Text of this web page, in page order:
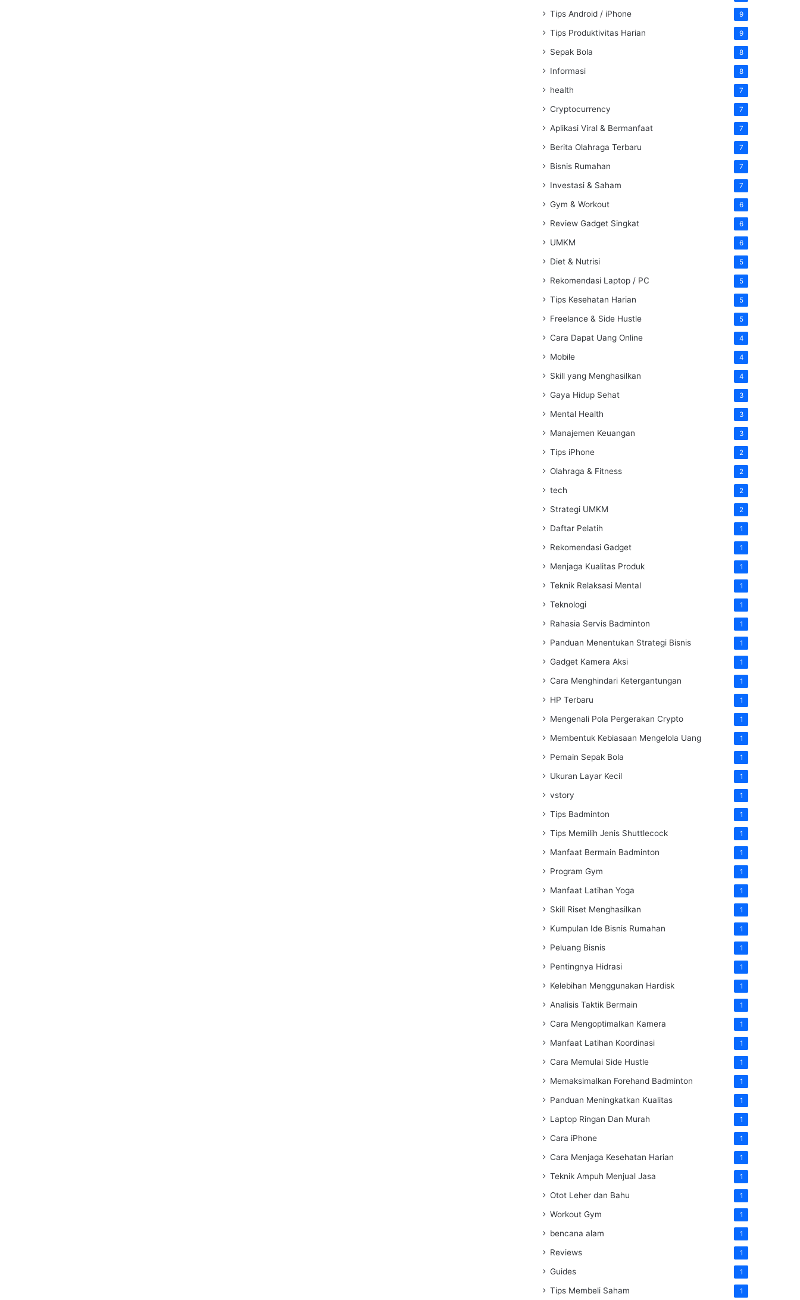
Tips Android / iPhone 9
Tips Produktivitas Harian 9
Sepak Bola 8
Informasi 8
health 7
Cryptocurrency 7
Aplikasi Viral & Bermanfaat 7
Berita Olahraga Terbaru 7
Bisnis Rumahan 7
Investasi & Saham 7
Gym & Workout 6
Review Gadget Singkat 6
UMKM 6
Diet & Nutrisi 5
Rekomendasi Laptop / PC 5
Tips Kesehatan Harian 5
Freelance & Side Hustle 5
Cara Dapat Uang Online 4
Mobile 4
Skill yang Menghasilkan 4
Gaya Hidup Sehat 3
Mental Health 3
Manajemen Keuangan 3
Tips iPhone 2
Olahraga & Fitness 2
tech 2
Strategi UMKM 2
Daftar Pelatih 1
Rekomendasi Gadget 1
Menjaga Kualitas Produk 1
Teknik Relaksasi Mental 1
Teknologi 1
Rahasia Servis Badminton 1
Panduan Menentukan Strategi Bisnis 1
Gadget Kamera Aksi 1
Cara Menghindari Ketergantungan 1
HP Terbaru 1
Mengenali Pola Pergerakan Crypto 1
Membentuk Kebiasaan Mengelola Uang 1
Pemain Sepak Bola 1
Ukuran Layar Kecil 1
vstory 1
Tips Badminton 1
Tips Memilih Jenis Shuttlecock 1
Manfaat Bermain Badminton 1
Program Gym 1
Manfaat Latihan Yoga 1
Skill Riset Menghasilkan 1
Kumpulan Ide Bisnis Rumahan 1
Peluang Bisnis 1
Pentingnya Hidrasi 1
Kelebihan Menggunakan Hardisk 1
Analisis Taktik Bermain 1
Cara Mengoptimalkan Kamera 1
Manfaat Latihan Koordinasi 1
Cara Memulai Side Hustle 1
Memaksimalkan Forehand Badminton 1
Panduan Meningkatkan Kualitas 1
Laptop Ringan Dan Murah 1
Cara iPhone 1
Cara Menjaga Kesehatan Harian 1
Teknik Ampuh Menjual Jasa 1
Otot Leher dan Bahu 1
Workout Gym 1
bencana alam 1
Reviews 1
Guides 1
Tips Membeli Saham 1